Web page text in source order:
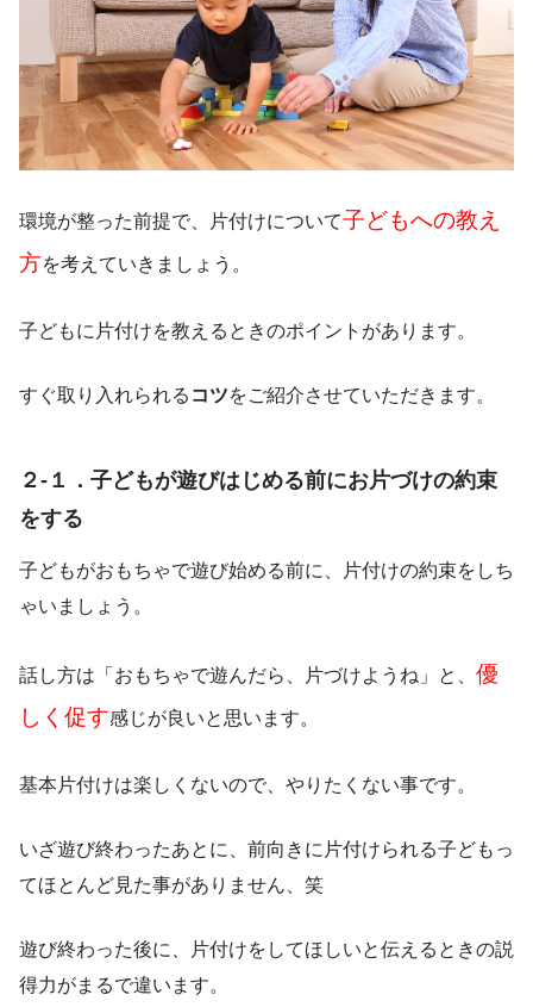
環境が整った前提で、片付けについて子どもへの教え
方を考えていきましょう。
子どもに片付けを教えるときのポイントがあります。
すぐ取り入れられる コツをご紹介させていただきます。
２-１．子どもが遊びはじめる前にお片づけの約束
をする
子どもがおもちゃで遊び始める前に、片付けの約束をしち
ゃいましょう。
話し方は「おもちゃで遊んだら、片づけようね」と、 優
しく促す感じが良いと思います。
基本片付けは楽しくないので、やりたくない事です。
いざ遊び終わったあとに、前向きに片付けられる子どもっ
てほとんど見た事がありません、笑
遊び終わった後に、片付けをしてほしいと伝えるときの説
得力がまるで違います。